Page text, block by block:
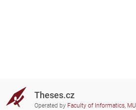
Theses.cz
Operated by Faculty of Informatics, MU